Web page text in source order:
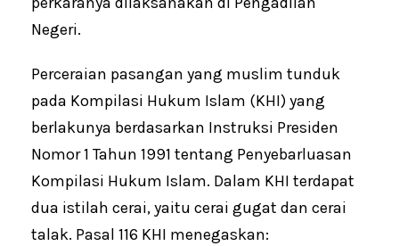
Negeri.
Perceraian pasangan yang muslim tunduk
pada Kompilasi Hukum Islam (KHI) yang
berlakunya berdasarkan Instruksi Presiden
Nomor 1 Tahun 1991 tentang Penyebarluasan
Kompilasi Hukum Islam. Dalam KHI terdapat
dua istilah cerai, yaitu cerai gugat dan cerai
talak. Pasal 116 KHI menegaskan: